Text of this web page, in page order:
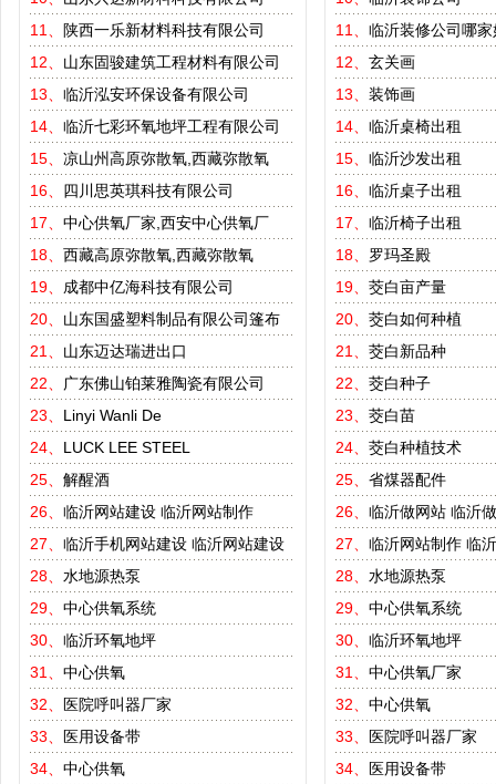
11、
陕西一乐新材料科技有限公司
12、 山东固骏建筑工程材料有限公司
13、 临沂泓安环保设备有限公司
14、 临沂七彩环氧地坪工程有限公司
15、 凉山州高原弥散氧,西藏弥散氧
16、 四川思英琪科技有限公司
17、 中心供氧厂家,西安中心供氧厂
18、 西藏高原弥散氧,西藏弥散氧
19、 成都中亿海科技有限公司
20、 山东国盛塑料制品有限公司篷布
21、 山东迈达瑞进出口
22、
广东佛山铂莱雅陶瓷有限公司
23、 Linyi Wanli De
24、 LUCK LEE STEEL
25、 解醒酒
26、 临沂网站建设 临沂网站制作
27、 临沂手机网站建设 临沂网站建设
28、 水地源热泵
29、 中心供氧系统
30、 临沂环氧地坪
31、 中心供氧
32、
医院呼叫器厂家
33、
医用设备带
34、 中心供氧
11、 临沂装修公司哪家
12、 玄关画
13、 装饰画
14、 临沂桌椅出租
15、 临沂沙发出租
16、 临沂桌子出租
17、 临沂椅子出租
18、 罗玛圣殿
19、 茭白亩产量
20、 茭白如何种植
21、 茭白新品种
22、 茭白种子
23、 茭白苗
24、 茭白种植技术
25、 省煤器配件
26、 临沂做网站 临沂
27、 临沂网站制作 临
28、 水地源热泵
29、 中心供氧系统
30、 临沂环氧地坪
31、 中心供氧厂家
32、 中心供氧
33、
医院呼叫器厂家
34、
医用设备带